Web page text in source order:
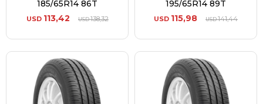
185/65R14 86T
USD 113,42 USD138,32
195/65R14 89T
USD 115,98 USD141,44